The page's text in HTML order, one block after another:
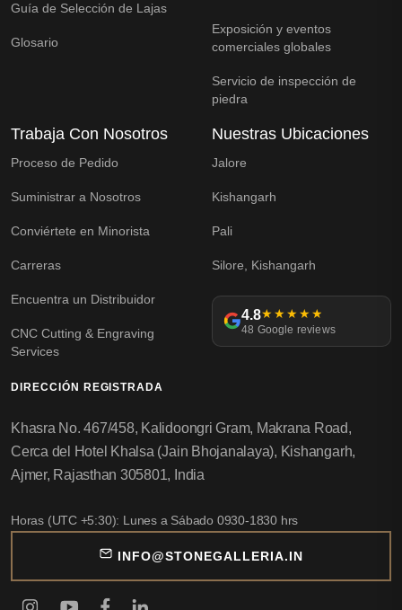
Guía de Selección de Lajas
Glosario
Exposición y eventos
comerciales globales
Servicio de inspección de
piedra
Trabaja Con Nosotros
Proceso de Pedido
Suministrar a Nosotros
Conviértete en Minorista
Carreras
Encuentra un Distribuidor
CNC Cutting & Engraving
Services
Nuestras Ubicaciones
Jalore
Kishangarh
Pali
Silore, Kishangarh
4.8★★★★★
48 Google reviews
DIRECCIÓN REGISTRADA
Khasra No. 467/458, Kalidoongri Gram, Makrana Road,
Cerca del Hotel Khalsa (Jain Bhojanalaya), Kishangarh,
Ajmer, Rajasthan 305801, India
Horas (UTC +5:30): Lunes a Sábado 0930-1830 hrs
INFO@STONEGALLERIA.IN